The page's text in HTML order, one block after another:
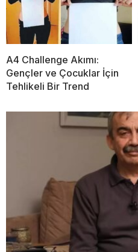
A4 Challenge Akımı:
Gençler ve Çocuklar İçin
Tehlikeli Bir Trend